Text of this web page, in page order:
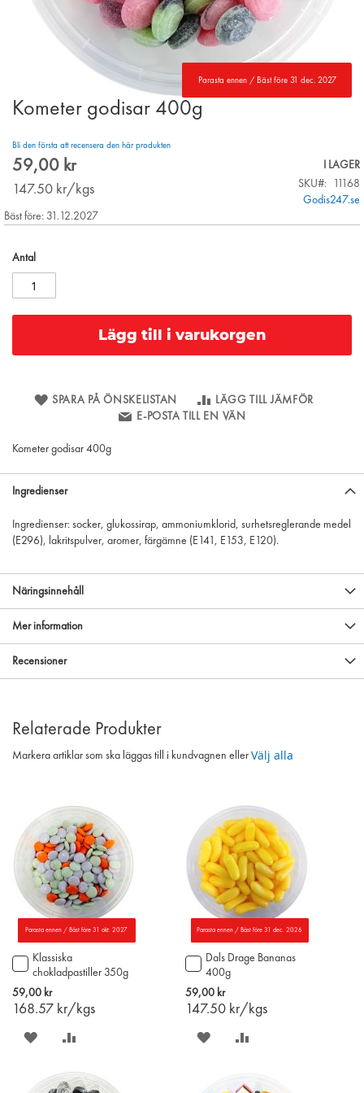
Parasta ennen / Bäst före 31 dec. 2027
Skip
of
the
gallery
Kometer godisar 400g
Bli den första att recensera den här produkten
59,00 kr
147.50 kr/kgs
I LAGER
SKU
11168
Godis247.se
Bäst före: 31.12.2027
Antal
Lägg till i varukorgen
SPARA PÅ ÖNSKELISTAN
LÄGG TILL JÄMFÖR
E-POSTA TILL EN VÄN
Kometer godisar 400g
Ingredienser
Ingredienser: socker, glukossirap, ammoniumklorid, surhetsreglerande medel
(E296), lakritspulver, aromer, färgämne (E141, E153, E120).
Näringsinnehåll
Mer information
Recensioner
Relaterade Produkter
Markera artiklar som ska läggas till i kundvagnen eller Välj alla
Parasta ennen / Bäst före 31 okt. 2027
Klassiska
chokladpastiller 350g
59,00 kr
168.57 kr/kgs
Lägg
till
i
varukorgen
SPARA
Parasta ennen / Bäst före 31 dec. 2026
Dals Drage Bananas
400g
59,00 kr
147.50 kr/kgs
Lägg
till
i
varukorgen
SPARA